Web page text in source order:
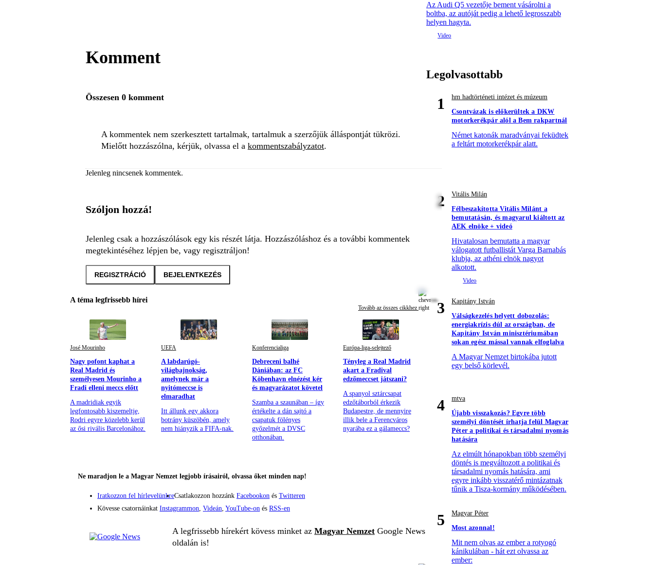
Komment
Összesen 0 komment
A kommentek nem szerkesztett tartalmak, tartalmuk a szerzőjük álláspontját tükrözi.
Mielőtt hozzászólna, kérjük, olvassa el a kommentszabályzatot.
Jelenleg nincsenek kommentek.
Szóljon hozzá!
Jelenleg csak a hozzászólások egy kis részét látja. Hozzászóláshoz és a további kommentek
megtekintéséhez lépjen be, vagy regisztráljon!
REGISZTRÁCIÓ BEJELENTKEZÉS
A téma legfrissebb hírei
Tovább az összes cikkhez
José Mourinho
Nagy pofont kaphat a
Real Madrid és
személyesen Mourinho a
Fradi elleni meccs előtt
A madridiak egyik
legfontosabb kiszemeltje,
Rodri egyre közelebb kerül
az ősi rivális Barcelonához.
UEFA
A labdarúgó-
világbajnokság,
amelynek már a
nyitómeccse is
elmaradhat
Itt állunk egy akkora
botrány küszöbén, amely
nem hiányzik a FIFA-nak.
Konferencialiga
Debreceni balhé
Dániában: az FC
Köbenhavn elnézést kér
és magyarázatot követel
Szamba a szaunában – így
értékelte a dán sajtó a
csapatuk fölényes
győzelmét a DVSC
otthonában.
Európa-liga-selejtező
Tényleg a Real Madrid
akart a Fradival
edzőmeccset játszani?
A spanyol sztárcsapat
edzőtáborból érkezik
Budapestre, de mennyire
illik bele a Ferencváros
nyarába ez a gálameccs?
Ne maradjon le a Magyar Nemzet legjobb írásairól, olvassa őket minden nap!
Iratkozzon fel hírlevelünkreCsatlakozzon hozzánk Facebookon és Twitteren
Kövesse csatornáinkat Instagrammon Videán YouTube-on és RSS-en
A legfrissebb hírekért kövess minket az Magyar Nemzet Google News
oldalán is!
Az Audi Q5 vezetője bement vásárolni a
boltba, az autóját pedig a lehető legrosszabb
helyen hagyta.
Legolvasottabb
1
hm hadtörténeti intézet és múzeum
Csontvázak is előkerültek a DKW
motorkerékpár alól a Bem rakpartnál
Német katonák maradványai feküdtek
a feltárt motorkerékpár alatt.
2
Vitális Milán
Félbeszakította Vitális Milánt a
bemutatásán, és magyarul kiáltott az
AEK elnöke + videó
Hivatalosan bemutatta a magyar
válogatott futballistát Varga Barnabás
klubja, az athéni elnök nagyot
alkotott.
3
Kapitány István
Válságkezelés helyett dobozolás:
energiakrízis dúl az országban, de
Kapitány István minisztériumában
sokan egész mással vannak elfoglalva
A Magyar Nemzet birtokába jutott
egy belső körlevél.
4
mtva
Újabb visszakozás? Egyre több
személyi döntését írhatja felül Magyar
Péter a politikai és társadalmi nyomás
hatására
Az elmúlt hónapokban több személyi
döntés is megváltozott a politikai és
társadalmi nyomás hatására, ami
egyre inkább visszatérő mintázatnak
tűnik a Tisza-kormány működésében.
5
Magyar Péter
Most azonnal!
Mit nem olvas az ember a rotyogó
kánikulában - hát ezt olvassa az
ember: